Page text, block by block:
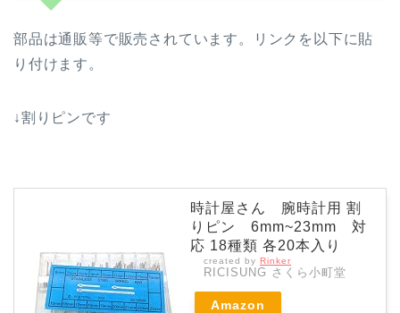
部品は通販等で販売されています。リンクを以下に貼
り付けます。
↓割りピンです
時計屋さん 腕時計用 割
りピン 6mm~23mm 対
応 18種類 各20本入り
created by Rinker
RICISUNG さくら小町堂
Amazon